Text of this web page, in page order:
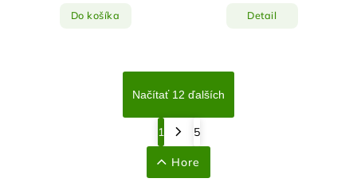
Do košíka Detail
Načítať 12 ďalších
1 5
Hore